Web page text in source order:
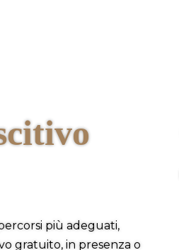
più adeguati,
gratuito, in presenza o